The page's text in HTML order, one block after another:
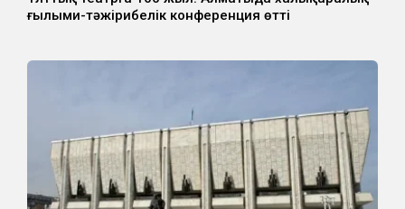
ғылыми-тәжірибелік конференция өтті